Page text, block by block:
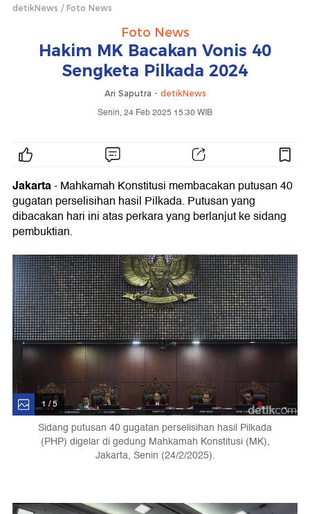
detikNews Foto News
Foto News
Hakim MK Bacakan Vonis 40
Sengketa Pilkada 2024
Ari Saputra - detikNews
Senin, 24 Feb 2025 15:30 WIB
Jakarta- Mahkamah Konstitusi membacakan putusan 40
gugatan perselisihan hasil Pilkada. Putusan yang
dibacakan hari ini atas perkara yang berlanjut ke sidang
pembuktian.
1 / 5
Sidang putusan 40 gugatan perselisihan hasil Pilkada
(PHP) digelar di gedung Mahkamah Konstitusi (MK),
Jakarta, Senin (24/2/2025).